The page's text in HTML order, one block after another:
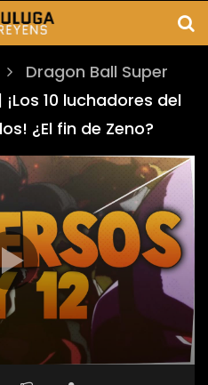
Dragon Ball Super
10 luchadores del
¿El fin de Zeno?